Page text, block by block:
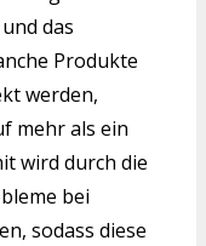
das
Produkte
werden,
mehr als ein
wird durch die
bei
sodass diese